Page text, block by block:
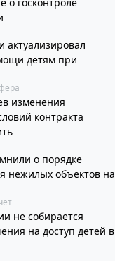
актуализировал
детям при
изменения
контракта
о порядке
нежилых объектов на
не собирается
на доступ детей в